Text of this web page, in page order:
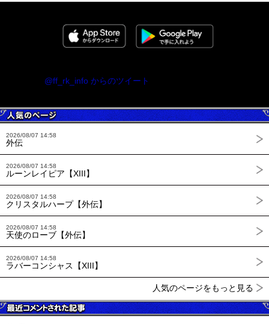
@ff_rk_info からのツイート
2026/08/07 14:58
外伝
2026/08/07 14:58
ルーンレイピア【XIII】
2026/08/07 14:58
クリスタルハープ【外伝】
2026/08/07 14:58
天使のローブ【外伝】
2026/08/07 14:58
ラバーコンシャス【XIII】
人気のページをもっと見る